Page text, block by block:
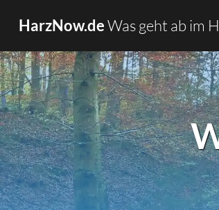
HarzNow.deWas geht ab im